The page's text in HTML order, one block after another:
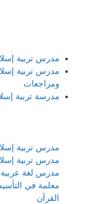
مدرس تربية
مدرس تربية
ومراجعات
مدرسة تربية
مدرس تربية
مدرس تربية
مدرس لغة عربية
معلمة في
القرآن